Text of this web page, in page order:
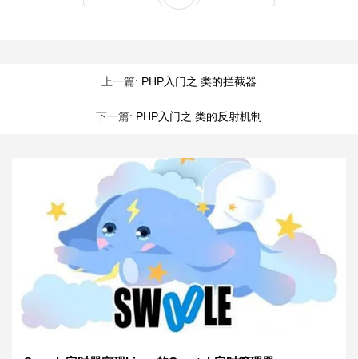
上一篇: PHP入门之 类的拦截器
下一篇: PHP入门之 类的反射机制